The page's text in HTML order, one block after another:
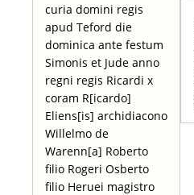
curia domini regis
apud Teford die
dominica ante festum
Simonis et Jude anno
regni regis Ricardi x
coram R[icardo]
Eliens[is] archidiacono
Willelmo de
Warenn[a] Roberto
filio Rogeri Osberto
filio Heruei magistro